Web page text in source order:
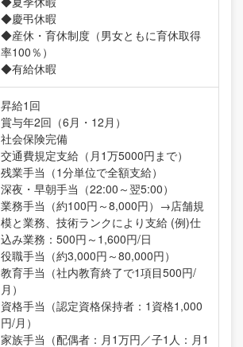
◆慶弔休暇
◆産休・育休制度（男女ともに育休取得
率100％）
◆有給休暇
昇給1回
賞与年2回（6月・12月）
社会保険完備
交通費規定支給（月1万5000円まで）
残業手当（1分単位で全額支給）
深夜・早朝手当（22:00～翌5:00）
業務手当（約100円～8,000円）→店舗規
模と業務、技術ランクにより支給 (例)仕
込み業務：500円～1,600円/日
役職手当（約3,000円～80,000円）
教育手当（社内教育終了で1項目500円/
月）
資格手当（認定資格保持者：1資格1,000
円/月）
家族手当（配偶者：月1万円／子1人：月1